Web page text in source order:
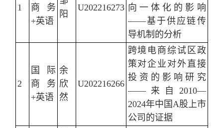
1
商务
+英语
阳
U202216273 向一体化的影响
——基于供应链传
导机制的分析
2
国际
商务
+英语
余
欣
然
U202216266
跨境电商综试区政
策对企业对外直接
投资的影响研究
——来自2010—
2024年中国A股上市
公司的证据